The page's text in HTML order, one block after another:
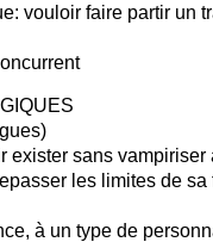
vouloir faire partir un
exister sans vampiriser
les limites de
à un type de